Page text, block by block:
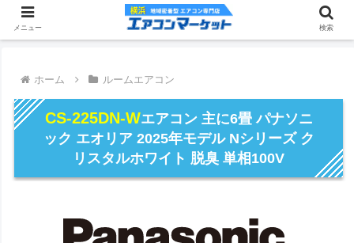
ホーム ルームエアコン
CS-225DN-Wエアコン 主に6畳 パナソニ
ック エオリア 2025年モデル Nシリーズ ク
リスタルホワイト 脱臭 単相100V
メニュー 検索